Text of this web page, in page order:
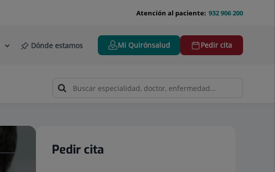
932 906 200
Atención al paciente:
Dónde estamos Mi Quirónsalud Pedir cita
Pedir cita